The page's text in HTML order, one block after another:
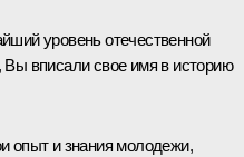
уровень отечественной
Вы вписали свое имя в историю
опыт и знания молодежи,